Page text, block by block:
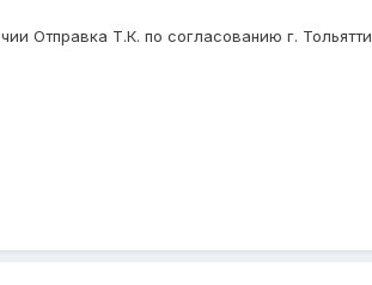
Отправка Т.К. по согласованию г. Тольятти